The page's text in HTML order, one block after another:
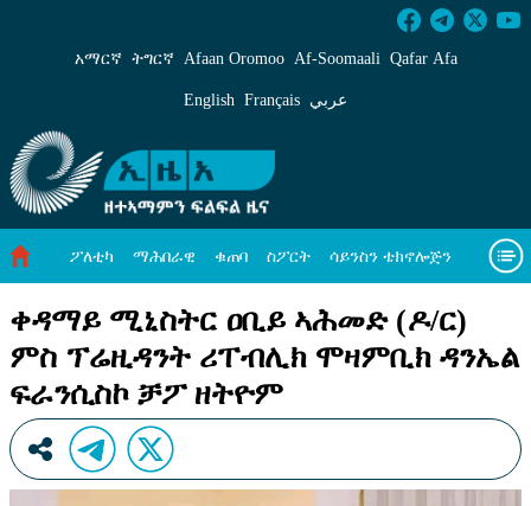
ቀዳማይ ሚኒስትር ዐቢይ ኣሕመድ (ዶ/ር) ምስ
አማርኛ ትግርኛ Afaan Oromoo Af‑Soomaali Qafar Afa
English Français عربي
ፖለቲካ ማሕበራዊ ቁጠባ ስፖርት ሳይንስን ቴክኖሎጅን
ቪዲዮታት
ቀዳማይ ሚኒስትር ዐቢይ ኣሕመድ (ዶ/ር)
ምስ ፕሬዚዳንት ሪፐብሊክ ሞዛምቢክ ዳንኤል
ፍራንሲስኮ ቻፖ ዘትዮም